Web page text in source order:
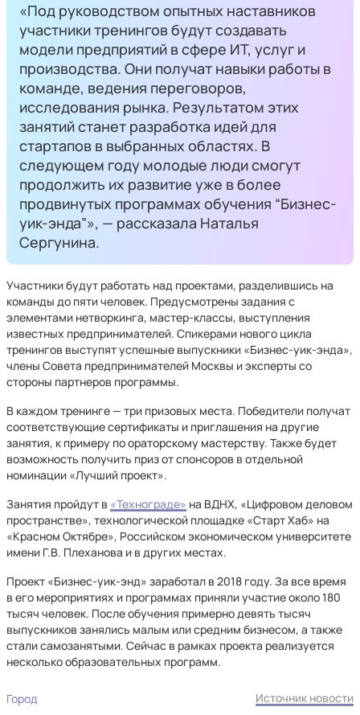
«Под руководством опытных наставников
участники тренингов будут создавать
модели предприятий в сфере ИТ, услуг и
производства. Они получат навыки работы в
команде, ведения переговоров,
исследования рынка. Результатом этих
занятий станет разработка идей для
стартапов в выбранных областях. В
следующем году молодые люди смогут
продолжить их развитие уже в более
продвинутых программах обучения “Бизнес-
уик-энда”», — рассказала Наталья
Сергунина.
Участники будут работать над проектами, разделившись на
команды до пяти человек. Предусмотрены задания с
элементами нетворкинга, мастер-классы, выступления
известных предпринимателей. Спикерами нового цикла
тренингов выступят успешные выпускники «Бизнес-уик-энда»,
члены Совета предпринимателей Москвы и эксперты со
стороны партнеров программы.
В каждом тренинге — три призовых места. Победители получат
соответствующие сертификаты и приглашения на другие
занятия, к примеру по ораторскому мастерству. Также будет
возможность получить приз от спонсоров в отдельной
номинации «Лучший проект».
Занятия пройдут в «Технограде» на ВДНХ, «Цифровом деловом
пространстве», технологической площадке «Старт Хаб» на
«Красном Октябре», Российском экономическом университете
имени Г.В. Плеханова и в других местах.
Проект «Бизнес-уик-энд» заработал в 2018 году. За все время
в его мероприятиях и программах приняли участие около 180
тысяч человек. После обучения примерно девять тысяч
выпускников занялись малым или средним бизнесом, а также
стали самозанятыми. Сейчас в рамках проекта реализуется
несколько образовательных программ.
Город Источник новости